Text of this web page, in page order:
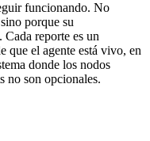
funcionando. No
porque su
reporte es un
que el agente está vivo, en
donde los nodos
no son opcionales.